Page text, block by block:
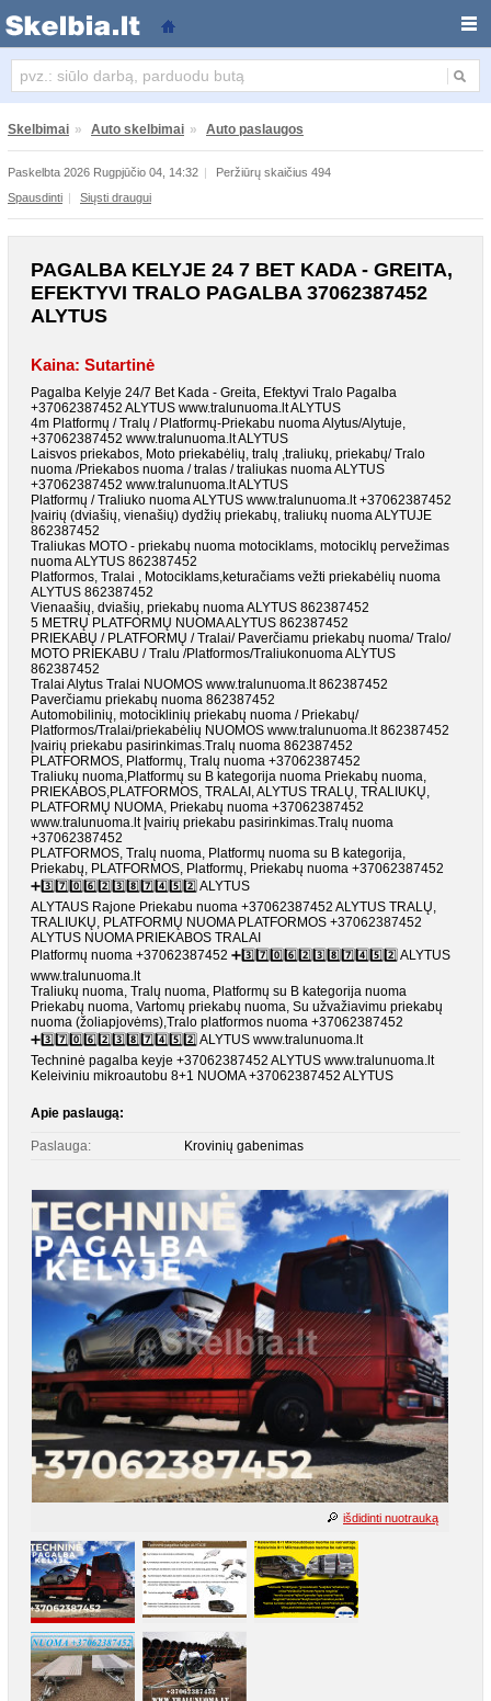
Skelbimai » Auto skelbimai » Auto paslaugos
Paskelbta 2026 Rugpjūčio 04, 14:32 |
Peržiūrų skaičius 494
Spausdinti | Siųsti draugui
PAGALBA KELYJE 24 7 BET KADA - GREITA,
EFEKTYVI TRALO PAGALBA 37062387452
ALYTUS
Kaina: Sutartinė
Pagalba Kelyje 24/7 Bet Kada - Greita, Efektyvi Tralo Pagalba
+37062387452 ALYTUS www.tralunuoma.lt ALYTUS
4m Platformų / Tralų / Platformų-Priekabu nuoma Alytus/Alytuje,
+37062387452 www.tralunuoma.lt ALYTUS
Laisvos priekabos, Moto priekabėlių, tralų ,traliukų, priekabų/ Tralo
nuoma /Priekabos nuoma / tralas / traliukas nuoma ALYTUS
+37062387452 www.tralunuoma.lt ALYTUS
Platformų / Traliuko nuoma ALYTUS www.tralunuoma.lt +37062387452
Įvairių (dviašių, vienašių) dydžių priekabų, traliukų nuoma ALYTUJE
862387452
Traliukas MOTO - priekabų nuoma motociklams, motociklų pervežimas
nuoma ALYTUS 862387452
Platformos, Tralai , Motociklams,keturačiams vežti priekabėlių nuoma
ALYTUS 862387452
Vienaašių, dviašių, priekabų nuoma ALYTUS 862387452
5 METRŲ PLATFORMŲ NUOMA ALYTUS 862387452
PRIEKABŲ / PLATFORMŲ / Tralai/ Paverčiamu priekabų nuoma/ Tralo/
MOTO PRIEKABU / Tralu /Platformos/Traliukonuoma ALYTUS
862387452
Tralai Alytus Tralai NUOMOS www.tralunuoma.lt 862387452
Paverčiamu priekabų nuoma 862387452
Automobilinių, motociklinių priekabų nuoma / Priekabų/
Platformos/Tralai/priekabėlių NUOMOS www.tralunuoma.lt 862387452
Įvairių priekabu pasirinkimas.Tralų nuoma 862387452
PLATFORMOS, Platformų, Tralų nuoma +37062387452
Traliukų nuoma,Platformų su B kategorija nuoma Priekabų nuoma,
PRIEKABOS,PLATFORMOS, TRALAI, ALYTUS TRALŲ, TRALIUKŲ,
PLATFORMŲ NUOMA, Priekabų nuoma +37062387452
www.tralunuoma.lt Įvairių priekabu pasirinkimas.Tralų nuoma
+37062387452
PLATFORMOS, Tralų nuoma, Platformų nuoma su B kategorija,
Priekabų, PLATFORMOS, Platformų, Priekabų nuoma +37062387452
➕3️⃣7️⃣0️⃣6️⃣2️⃣3️⃣8️⃣7️⃣4️⃣5️⃣2️⃣ ALYTUS
ALYTAUS Rajone Priekabu nuoma +37062387452 ALYTUS TRALŲ,
TRALIUKŲ, PLATFORMŲ NUOMA PLATFORMOS +37062387452
ALYTUS NUOMA PRIEKABOS TRALAI
Platformų nuoma +37062387452 ➕3️⃣7️⃣0️⃣6️⃣2️⃣3️⃣8️⃣7️⃣4️⃣5️⃣2️⃣ ALYTUS
www.tralunuoma.lt
Traliukų nuoma, Tralų nuoma, Platformų su B kategorija nuoma
Priekabų nuoma, Vartomų priekabų nuoma, Su užvažiavimu priekabų
nuoma (žoliapjovėms),Tralo platformos nuoma +37062387452
➕3️⃣7️⃣0️⃣6️⃣2️⃣3️⃣8️⃣7️⃣4️⃣5️⃣2️⃣ ALYTUS www.tralunuoma.lt
Techninė pagalba keyje +37062387452 ALYTUS www.tralunuoma.lt
Keleiviniu mikroautobu 8+1 NUOMA +37062387452 ALYTUS
Apie paslaugą:
Paslauga: Krovinių gabenimas
išdidinti nuotrauką